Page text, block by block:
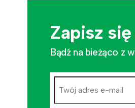
Zapisz
Bądź na bieżąco z